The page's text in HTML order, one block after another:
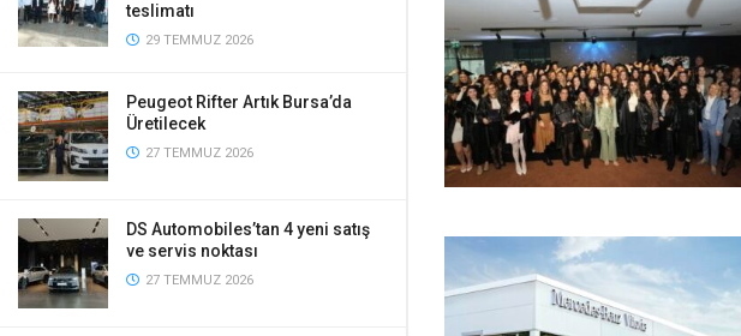
teslimatı
29 TEMMUZ 2026
Peugeot Rifter Artık Bursa’da
Üretilecek
27 TEMMUZ 2026
DS Automobiles’tan 4 yeni satış
ve servis noktası
27 TEMMUZ 2026